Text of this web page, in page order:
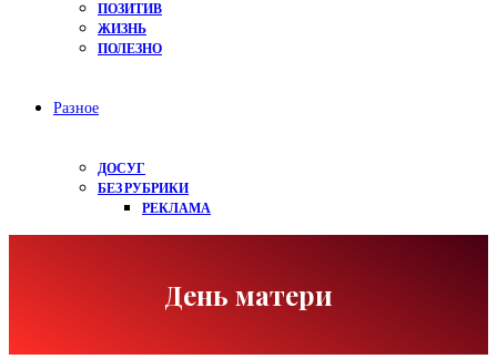
ПОЗИТИВ
ЖИЗНЬ
ПОЛЕЗНО
Разное
ДОСУГ
БЕЗ РУБРИКИ
РЕКЛАМА
День матери